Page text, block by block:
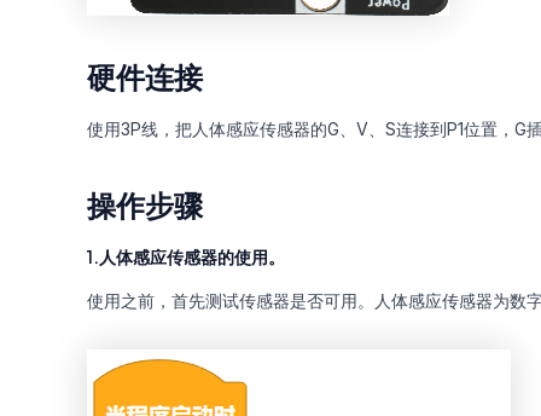
硬件连接
使用3P线，把人体感应传感器的G、V、S连接到P1位置，G
操作步骤
1.人体感应传感器的使用。
使用之前，首先测试传感器是否可用。人体感应传感器为数